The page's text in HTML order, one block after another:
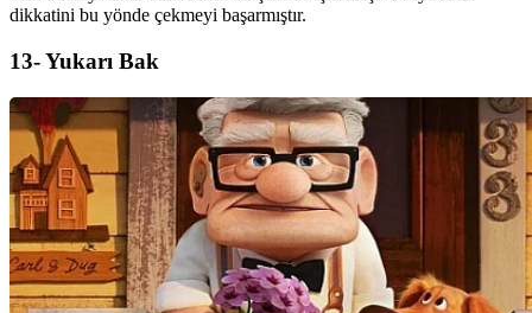
dikkatini bu yönde çekmeyi başarmıştır.
13- Yukarı Bak